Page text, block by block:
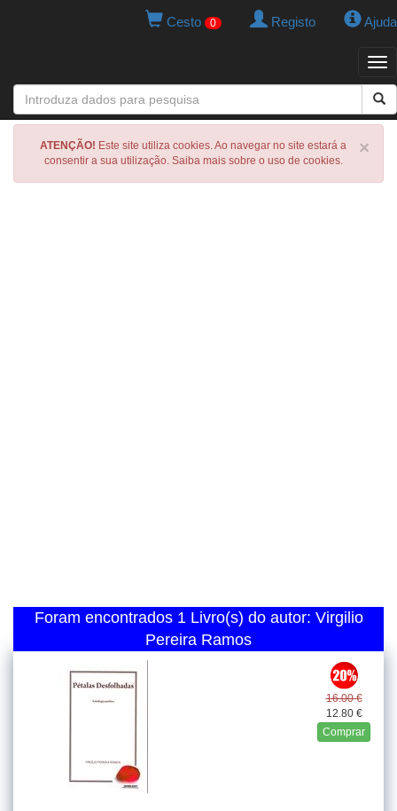
Cesto 0 Registo Ajuda
×
ATENÇÃO! Este site utiliza cookies. Ao navegar no site estará a
consentir a sua utilização. Saiba mais sobre o uso de cookies.
Foram encontrados 1 Livro(s) do autor: Virgilio
Pereira Ramos
16.00 €
12.80 €
Comprar